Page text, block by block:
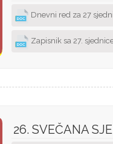
Dnevni red za 27
Zapisnik sa 27.
26. SVEČANA